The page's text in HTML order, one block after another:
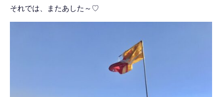
それでは、またあした～♡